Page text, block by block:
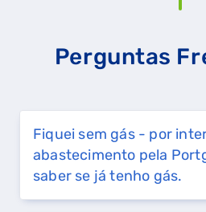
Perguntas
Fiquei sem gás - por
abastecimento pela
saber se já tenho gás.